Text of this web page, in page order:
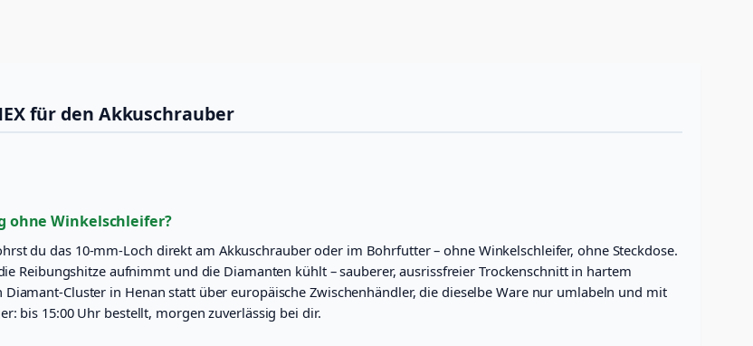
für den Akkuschrauber
ohne Winkelschleifer?
du das 10-mm-Loch direkt am Akkuschrauber oder im Bohrfutter – ohne Winkelschleifer, ohne Steckdose.
Reibungshitze aufnimmt und die Diamanten kühlt – sauberer, ausrissfreier Trockenschnitt in hartem
Cluster in Henan statt über europäische Zwischenhändler, die dieselbe Ware nur umlabeln und mit
bis 15:00 Uhr bestellt, morgen zuverlässig bei dir.